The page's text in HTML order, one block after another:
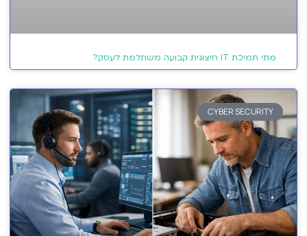
מתי תמיכת IT חיצונית קבועה משתלמת לעסק?
CYBER SECURITY